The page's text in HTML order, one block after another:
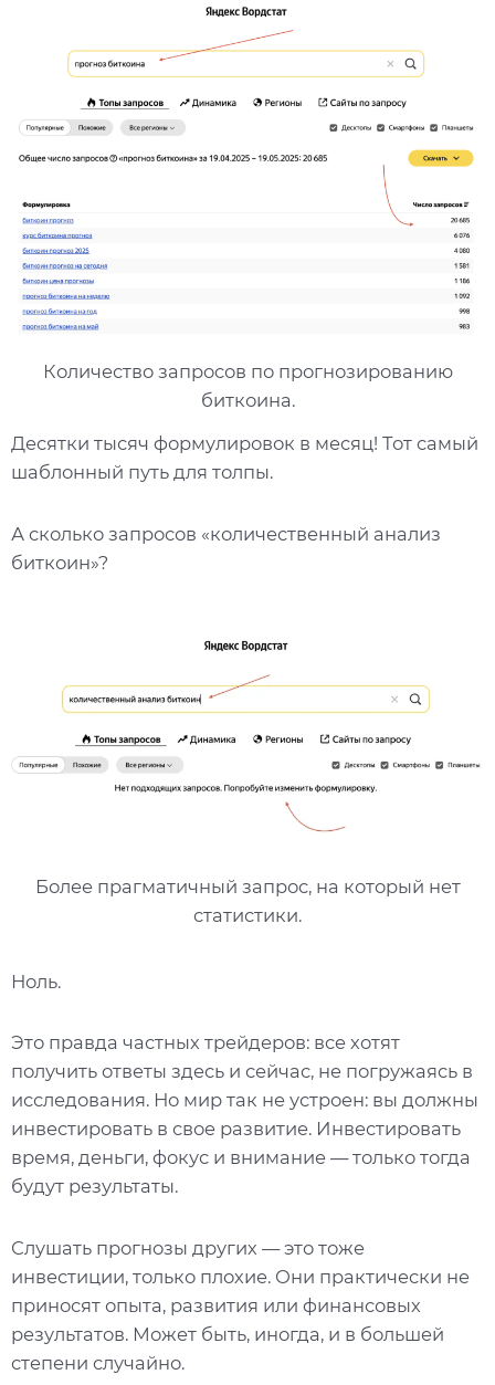
Количество запросов по прогнозированию
биткоина.
Десятки тысяч формулировок в месяц! Тот самый
шаблонный путь для толпы.
А сколько запросов «количественный анализ
биткоин»?
Более прагматичный запрос, на который нет
статистики.
Ноль.
Это правда частных трейдеров: все хотят
получить ответы здесь и сейчас, не погружаясь в
исследования. Но мир так не устроен: вы должны
инвестировать в свое развитие. Инвестировать
время, деньги, фокус и внимание — только тогда
будут результаты.
Слушать прогнозы других — это тоже
инвестиции, только плохие. Они практически не
приносят опыта, развития или финансовых
результатов. Может быть, иногда, и в большей
степени случайно.